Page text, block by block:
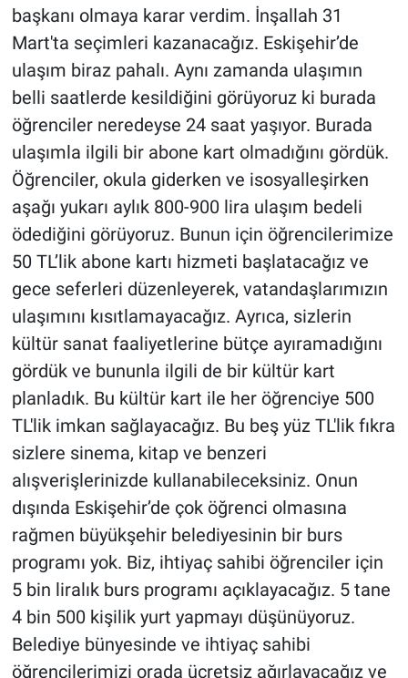
başkanı olmaya karar verdim. İnşallah 31
Mart'ta seçimleri kazanacağız. Eskişehir’de
ulaşım biraz pahalı. Aynı zamanda ulaşımın
belli saatlerde kesildiğini görüyoruz ki burada
öğrenciler neredeyse 24 saat yaşıyor. Burada
ulaşımla ilgili bir abone kart olmadığını gördük.
Öğrenciler, okula giderken ve isosyalleşirken
aşağı yukarı aylık 800-900 lira ulaşım bedeli
ödediğini görüyoruz. Bunun için öğrencilerimize
50 TL’lik abone kartı hizmeti başlatacağız ve
gece seferleri düzenleyerek, vatandaşlarımızın
ulaşımını kısıtlamayacağız. Ayrıca, sizlerin
kültür sanat faaliyetlerine bütçe ayıramadığını
gördük ve bununla ilgili de bir kültür kart
planladık. Bu kültür kart ile her öğrenciye 500
TL'lik imkan sağlayacağız. Bu beş yüz TL'lik fıkra
sizlere sinema, kitap ve benzeri
alışverişlerinizde kullanabileceksiniz. Onun
dışında Eskişehir’de çok öğrenci olmasına
rağmen büyükşehir belediyesinin bir burs
programı yok. Biz, ihtiyaç sahibi öğrenciler için
5 bin liralık burs programı açıklayacağız. 5 tane
4 bin 500 kişilik yurt yapmayı düşünüyoruz.
Belediye bünyesinde ve ihtiyaç sahibi
öğrencilerimizi orada ücretsiz ağırlayacağız ve